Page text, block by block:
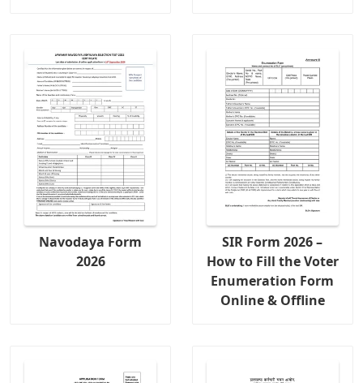
Navodaya Form
2026
SIR Form 2026 –
How to Fill the Voter
Enumeration Form
Online & Offline